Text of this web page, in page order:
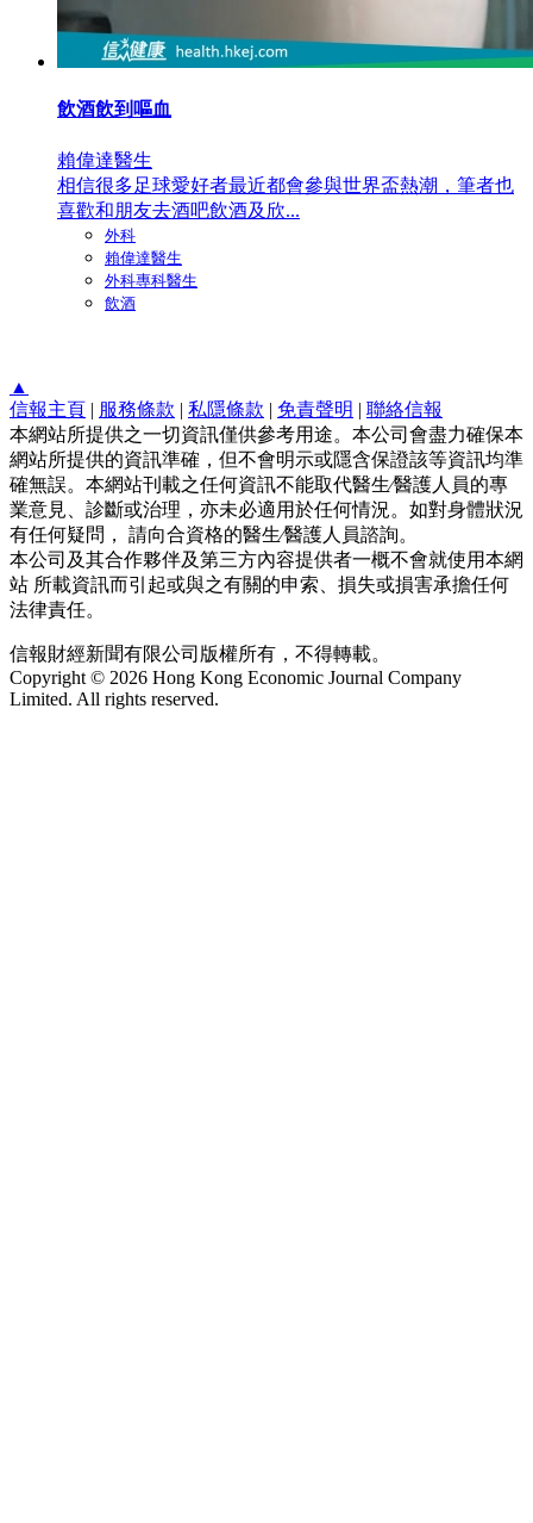
飲酒飲到嘔血
賴偉達醫生
相信很多足球愛好者最近都會參與世界盃熱潮，筆者也
喜歡和朋友去酒吧飲酒及欣...
外科
賴偉達醫生
外科專科醫生
飲酒
▲
信報主頁 | 服務條款 | 私隱條款 | 免責聲明 | 聯絡信報
本網站所提供之一切資訊僅供參考用途。本公司會盡力確保本
網站所提供的資訊準確，但不會明示或隱含保證該等資訊均準
確無誤。本網站刊載之任何資訊不能取代醫生∕醫護人員的專
業意見、診斷或治理，亦未必適用於任何情況。如對身體狀況
有任何疑問， 請向合資格的醫生∕醫護人員諮詢。
本公司及其合作夥伴及第三方內容提供者一概不會就使用本網
站 所載資訊而引起或與之有關的申索、損失或損害承擔任何
法律責任。
信報財經新聞有限公司版權所有，不得轉載。
Copyright © 2026 Hong Kong Economic Journal Company
Limited. All rights reserved.